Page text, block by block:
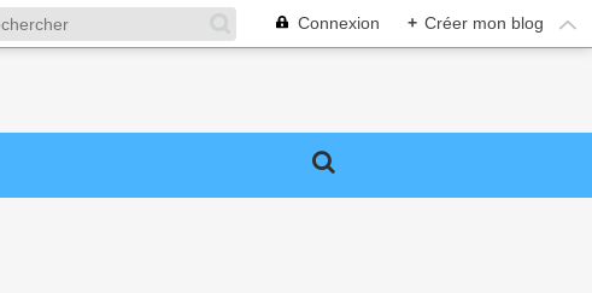
Connexion + Créer mon blog